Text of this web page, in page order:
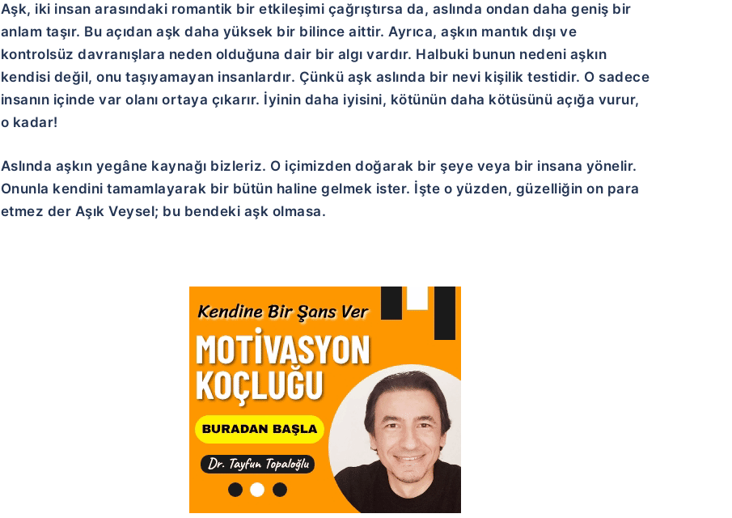
Aşk, iki insan arasındaki romantik bir etkileşimi çağrıştırsa da, aslında ondan daha geniş bir
anlam taşır. Bu açıdan aşk daha yüksek bir bilince aittir. Ayrıca, aşkın mantık dışı ve
kontrolsüz davranışlara neden olduğuna dair bir algı vardır. Halbuki bunun nedeni aşkın
kendisi değil, onu taşıyamayan insanlardır. Çünkü aşk aslında bir nevi kişilik testidir. O sadece
insanın içinde var olanı ortaya çıkarır. İyinin daha iyisini, kötünün daha kötüsünü açığa vurur,
o kadar!
Aslında aşkın yegâne kaynağı bizleriz. O içimizden doğarak bir şeye veya bir insana yönelir.
Onunla kendini tamamlayarak bir bütün haline gelmek ister. İşte o yüzden, güzelliğin on para
etmez der Aşık Veysel; bu bendeki aşk olmasa.